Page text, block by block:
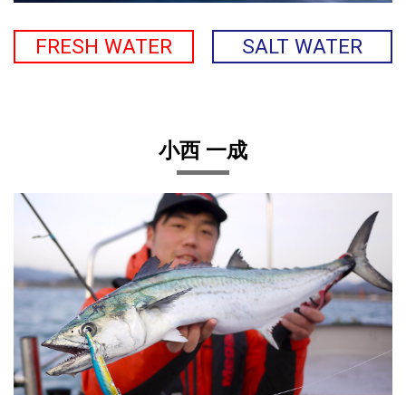
FRESH WATER SALT WATER
小西 一成